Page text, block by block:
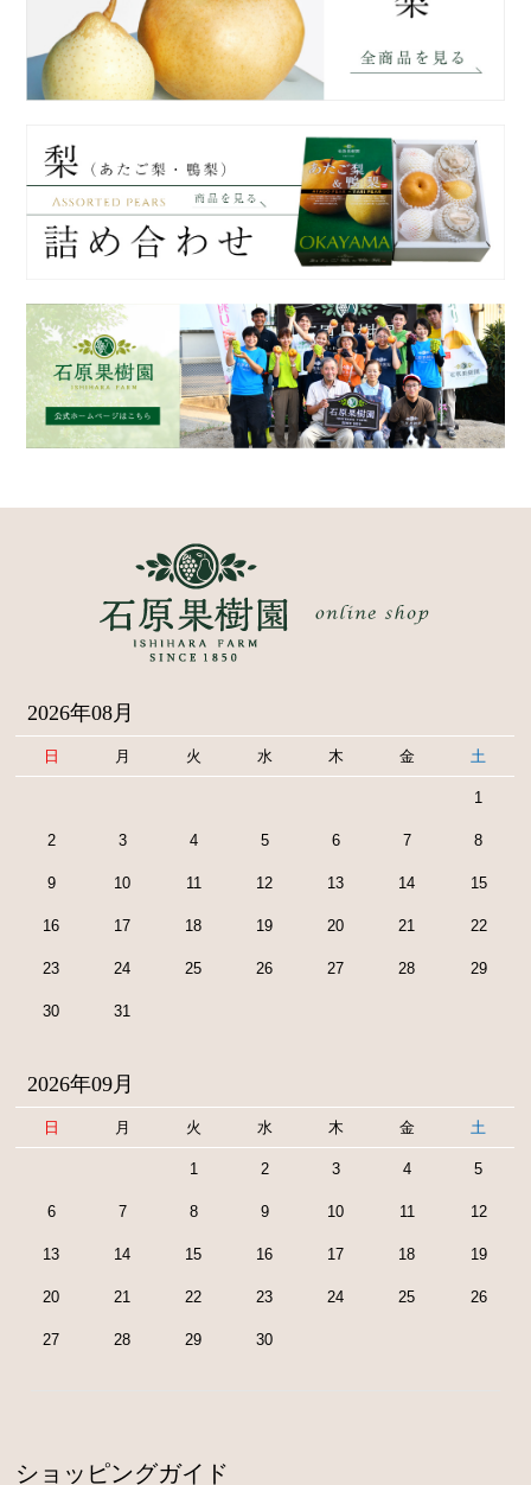
2026年08月
日 月 火 水 木 金 土
1
2 3 4 5 6 7 8
9 10 11 12 13 14 15
16 17 18 19 20 21 22
23 24 25 26 27 28 29
30 31
2026年09月
日 月 火 水 木 金 土
1 2 3 4 5
6 7 8 9 10 11 12
13 14 15 16 17 18 19
20 21 22 23 24 25 26
27 28 29 30
ショッピングガイド